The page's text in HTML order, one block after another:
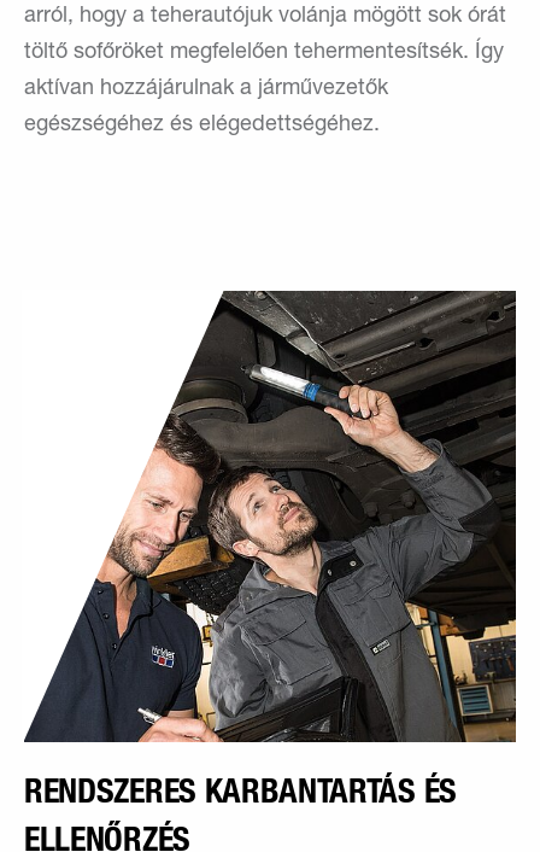
arról, hogy a teherautójuk volánja mögött sok órát
töltő sofőröket megfelelően tehermentesítsék. Így
aktívan hozzájárulnak a járművezetők
egészségéhez és elégedettségéhez.
RENDSZERES KARBANTARTÁS ÉS
ELLENŐRZÉS